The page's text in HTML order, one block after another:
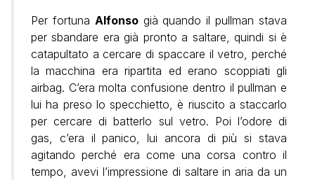
Per fortuna Alfonsogià quando il pullman stava
per sbandare era già pronto a saltare, quindi si è
catapultato a cercare di spaccare il vetro, perché
la macchina era ripartita ed erano scoppiati gli
airbag. C’era molta confusione dentro il pullman e
lui ha preso lo specchietto, è riuscito a staccarlo
per cercare di batterlo sul vetro. Poi l’odore di
gas, c’era il panico, lui ancora di più si stava
agitando perché era come una corsa contro il
tempo, avevi l’impressione di saltare in aria da un